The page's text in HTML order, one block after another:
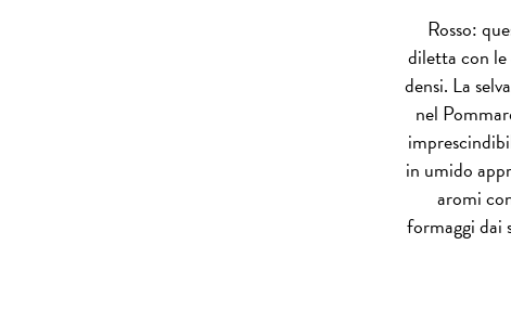
Rosso:
diletta con le
densi. La
nel
in umido
aromi
formaggi dai